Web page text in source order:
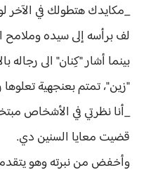
_مكايدك هتطولك في
لف برأسه إلى سيده وملامح
بينما أشار "كِنان" الى
"زين"، تمتم بعنجهية تعلوها
_أنا نظرتي في الأشخاص
قضيت معايا السنين دي.
وأخفض من نبرته وهو